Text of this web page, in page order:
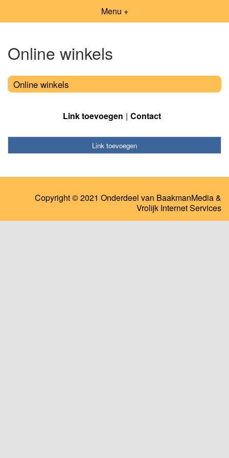
Menu +
Online winkels
Online winkels
Link toevoegen Contact
Link toevoegen
Copyright © 2021 Onderdeel van BaakmanMedia&
Vrolijk Internet Services